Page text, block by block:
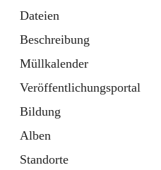
Dateien
Beschreibung
Müllkalender
Veröffentlichungsportal
Bildung
Alben
Standorte